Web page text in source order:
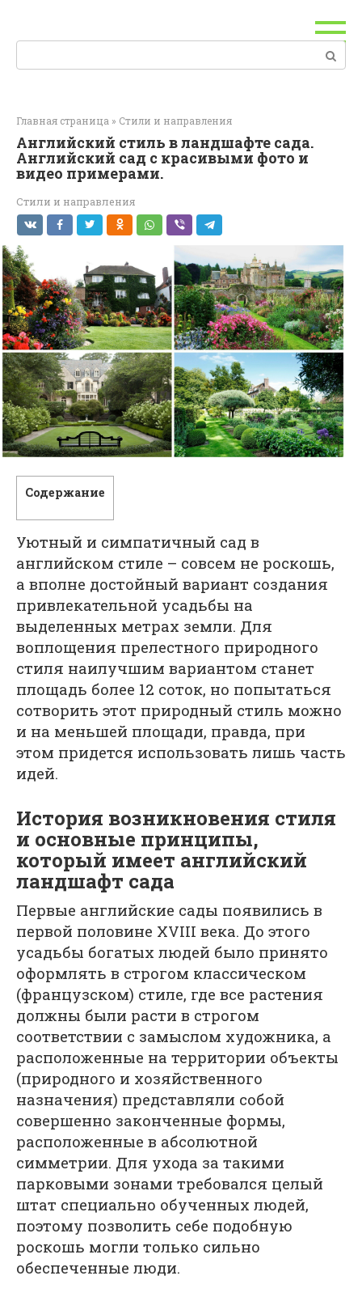
контенту
Поиск:
Главная страница » Стили и направления
Английский стиль в ландшафте сада.
Английский сад с красивыми фото и
видео примерами.
Стили и направления
Содержание
Уютный и симпатичный сад в
английском стиле – совсем не роскошь,
а вполне достойный вариант создания
привлекательной усадьбы на
выделенных метрах земли. Для
воплощения прелестного природного
стиля наилучшим вариантом станет
площадь более 12 соток, но попытаться
сотворить этот природный стиль можно
и на меньшей площади, правда, при
этом придется использовать лишь часть
идей.
История возникновения стиля
и основные принципы,
который имеет английский
ландшафт сада
Первые английские сады появились в
первой половине XVIII века. До этого
усадьбы богатых людей было принято
оформлять в строгом классическом
(французском) стиле, где все растения
должны были расти в строгом
соответствии с замыслом художника, а
расположенные на территории объекты
(природного и хозяйственного
назначения) представляли собой
совершенно законченные формы,
расположенные в абсолютной
симметрии. Для ухода за такими
парковыми зонами требовался целый
штат специально обученных людей,
поэтому позволить себе подобную
роскошь могли только сильно
обеспеченные люди.